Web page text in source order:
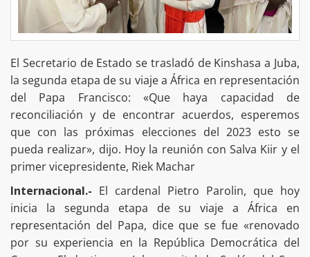
El Secretario de Estado se trasladó de Kinshasa a Juba,
la segunda etapa de su viaje a África en representación
del Papa Francisco: «Que haya capacidad de
reconciliación y de encontrar acuerdos, esperemos
que con las próximas elecciones del 2023 esto se
pueda realizar», dijo. Hoy la reunión con Salva Kiir y el
primer vicepresidente, Riek Machar
Internacional.- El cardenal Pietro Parolin, que hoy
inicia la segunda etapa de su viaje a África en
representación del Papa, dice que se fue «renovado
por su experiencia en la República Democrática del